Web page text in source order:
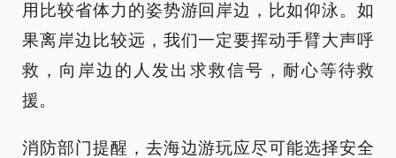
用比较省体力的姿势游回岸边，比如仰泳。如
果离岸边比较远，我们一定要挥动手臂大声呼
救，向岸边的人发出求救信号，耐心等待救
援。
消防部门提醒，去海边游玩应尽可能选择安全